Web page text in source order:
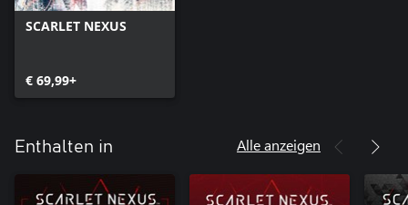
SCARLET NEXUS
€ 69,99+
Enthalten in Alle anzeigen